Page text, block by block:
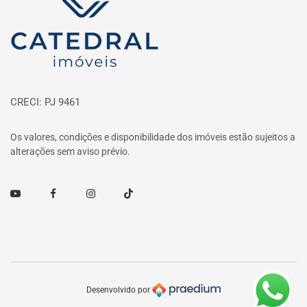
CRECI: PJ 9461
Os valores, condições e disponibilidade dos imóveis estão sujeitos a
alterações sem aviso prévio.
Youtube FacebookInstagramTikTok
Desenvolvido por